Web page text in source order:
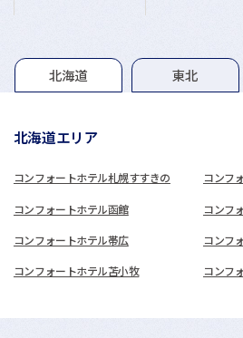
グループホテル一覧
北海道 東北
北海道エリア
コンフォートホテル札幌すすきの コンフ
コンフォートホテル函館 コンフ
コンフォートホテル帯広 コンフ
コンフォートホテル苫小牧 コンフ